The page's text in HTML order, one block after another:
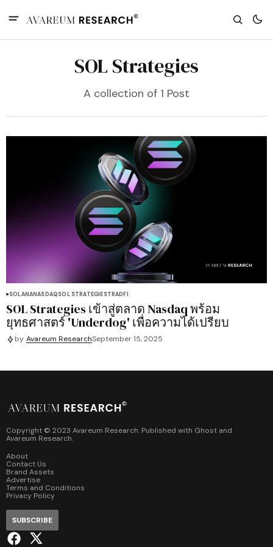
SOL Strategies
A collection of 1 Post
SOLANANASDAQSOL STRATEGIESTRADFI
SOL Strategies เข้าสู่ตลาด Nasdaq พร้อม
ยุทธศาสตร์ 'Underdog' เพื่อความได้เปรียบ
by Avareum ResearchSeptember 15, 2025
Copyright © 2023 Avareum Research. Published with Ghost and
Avareum Research.
About
Contact Us
Brand Assets
Advertise
Terms and Conditions
Privacy Policy
SUBSCRIBE